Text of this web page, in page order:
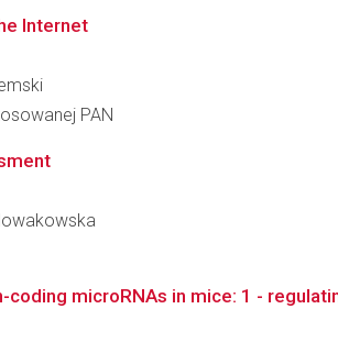
Internet
PAN
microRNAs in mice: 1 -